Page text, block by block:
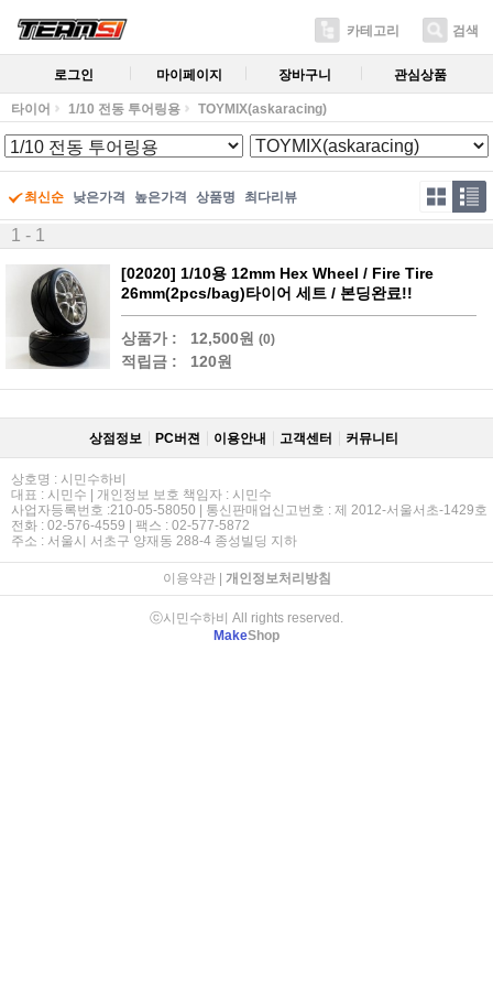
카테고리 검색
로그인 마이페이지 장바구니 관심상품
타이어 1/10 전동 투어링용 TOYMIX(askaracing)
최신순 낮은가격 높은가격 상품명 최다리뷰
1 - 1
[02020] 1/10용 12mm Hex Wheel / Fire Tire
26mm(2pcs/bag)타이어 세트 / 본딩완료!!
상품가 : 12,500원 (0)
적립금 : 120원
상점정보 PC버젼 이용안내 고객센터 커뮤니티
상호명 : 시민수하비
대표 : 시민수 | 개인정보 보호 책임자 : 시민수
사업자등록번호 :210-05-58050 | 통신판매업신고번호 : 제 2012-서울서초-1429호
전화 : 02-576-4559 | 팩스 : 02-577-5872
주소 : 서울시 서초구 양재동 288-4 종성빌딩 지하
이용약관| 개인정보처리방침
ⓒ시민수하비 All rights reserved.
MakeShop